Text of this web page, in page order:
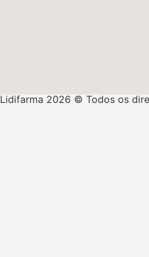
Lidifarma 2026 © Todos os